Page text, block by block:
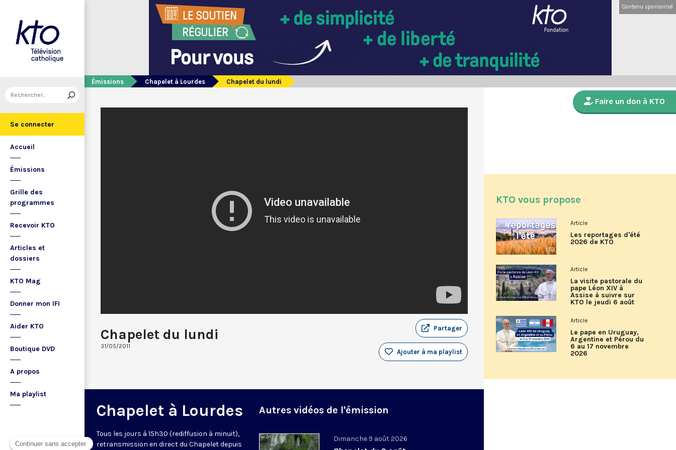
Se connecter
Accueil
Émissions
Grille des
programmes
Recevoir KTO
Articles et
dossiers
KTO Mag
Donner mon IFI
Aider KTO
Boutique DVD
A propos
Ma playlist
Contenu sponsorisé
Émissions Chapelet à Lourdes Chapelet du lundi
Chapelet du lundi
31/05/2011
Partager
Ajouter à ma playlist
Chapelet à Lourdes
Tous les jours à 15h30 (rediffusion à minuit),
retransmission en direct du Chapelet depuis
Autres vidéos de l'émission
Dimanche 9 août 2026
Faire un don à KTO
KTO vous propose
Article
Les reportages d'été
2026 de KTO
Article
La visite pastorale du
pape Léon XIV à
Assise à suivre sur
KTO le jeudi 6 août
Article
Le pape en Uruguay,
Argentine et Pérou du
6 au 17 novembre
2026